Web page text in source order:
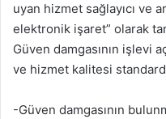
uyan hizmet sağlayıcı ve
elektronik işaret” olarak
Güven damgasının işlevi
ve hizmet kalitesi
-Güven damgasının